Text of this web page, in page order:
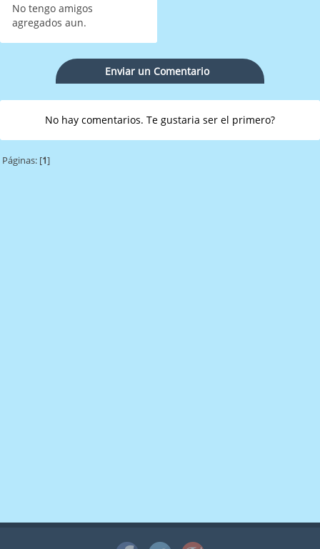
No tengo amigos
agregados aun.
Enviar un Comentario
No hay comentarios. Te gustaria ser el primero?
Páginas: [1]